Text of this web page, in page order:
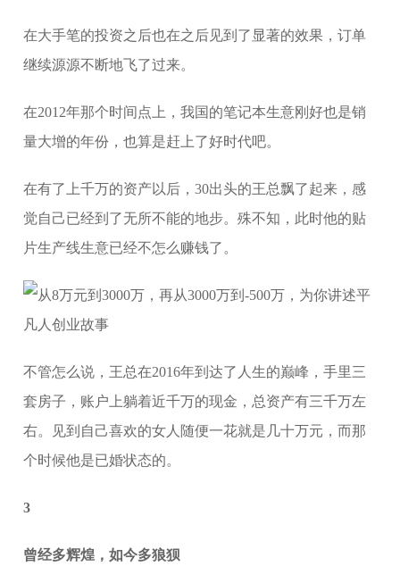
在大手笔的投资之后也在之后见到了显著的效果，订单
继续源源不断地飞了过来。
在2012年那个时间点上，我国的笔记本生意刚好也是销
量大增的年份，也算是赶上了好时代吧。
在有了上千万的资产以后，30出头的王总飘了起来，感
觉自己已经到了无所不能的地步。殊不知，此时他的贴
片生产线生意已经不怎么赚钱了。
不管怎么说，王总在2016年到达了人生的巅峰，手里三
套房子，账户上躺着近千万的现金，总资产有三千万左
右。见到自己喜欢的女人随便一花就是几十万元，而那
个时候他是已婚状态的。
3
曾经多辉煌，如今多狼狈